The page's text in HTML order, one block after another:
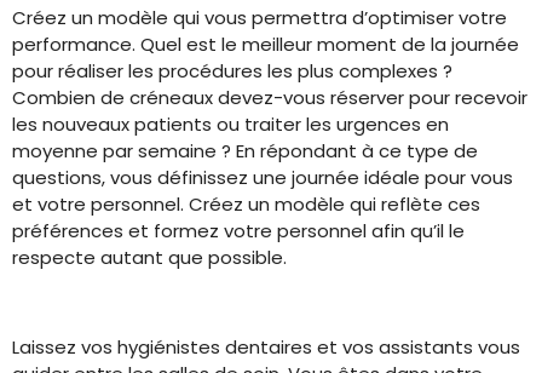
Créez un modèle qui vous permettra d’optimiser votre
performance. Quel est le meilleur moment de la journée
pour réaliser les procédures les plus complexes ?
Combien de créneaux devez-vous réserver pour recevoir
les nouveaux patients ou traiter les urgences en
moyenne par semaine ? En répondant à ce type de
questions, vous définissez une journée idéale pour vous
et votre personnel. Créez un modèle qui reflète ces
préférences et formez votre personnel afin qu’il le
respecte autant que possible.
Laissez vos hygiénistes dentaires et vos assistants vous